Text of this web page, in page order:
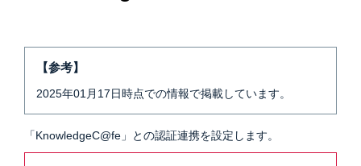
【参考】
2025年01月17日時点での情報で掲載しています。
「KnowledgeC@fe」との認証連携を設定します。